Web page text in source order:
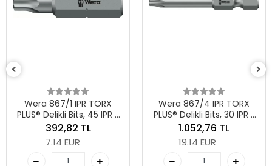
Wera 867/1 IPR TORX
PLUS® Delikli Bits, 45 IPR x
35 mm
392,82 TL
7.14 EUR
Wera 867/4 IPR TORX
PLUS® Delikli Bits, 30 IPR x
89 mm
1.052,76 TL
19.14 EUR